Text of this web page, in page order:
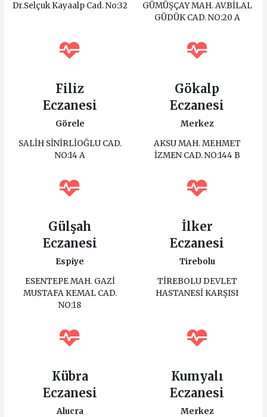
Dr.Selçuk Kayaalp Cad. No:32
GÜMÜŞÇAY MAH. AV.BİLAL
GÜDÜK CAD. NO:20 A
Filiz
Eczanesi
Görele
SALİH SİNİRLİOĞLU CAD.
NO:14 A
Gökalp
Eczanesi
Merkez
AKSU MAH. MEHMET
İZMEN CAD. NO:144 B
Gülşah
Eczanesi
Espiye
ESENTEPE MAH. GAZİ
MUSTAFA KEMAL CAD.
NO:18
İlker
Eczanesi
Tirebolu
TİREBOLU DEVLET
HASTANESİ KARŞISI
Kübra
Eczanesi
Alucra
Kumyalı
Eczanesi
Merkez